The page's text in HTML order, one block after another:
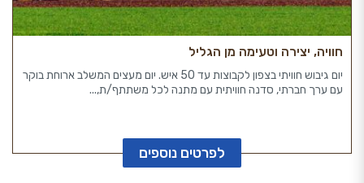
חוויה, יצירה וטעימה מן הגליל
יום גיבוש חוויתי בצפון לקבוצות עד 50 איש. יום מעצים המשלב ארוחת בוקר
עם ערך חברתי, סדנה חוויתית עם מתנה לכל משתתף/ת,...
לפרטים נוספים